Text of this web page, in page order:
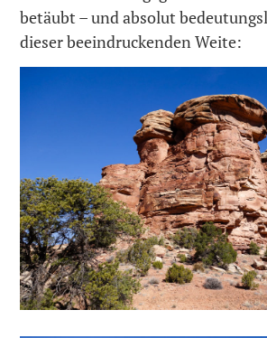
betäubt – und absolut
dieser beeindruckenden Weite: